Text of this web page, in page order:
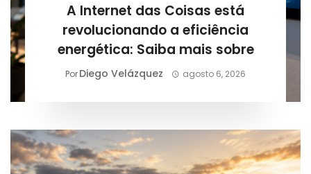
A Internet das Coisas está
revolucionando a eficiência
energética: Saiba mais sobre
PorDiego Velázquez agosto 6, 2026